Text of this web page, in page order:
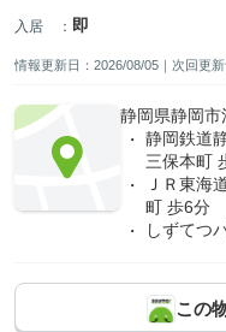
入居 ： 即
情報更新日：2026/08/05｜次回更
静岡県静岡市
静岡鉄道
三保本町
ＪＲ東海
町 歩6分
しずてつ
この